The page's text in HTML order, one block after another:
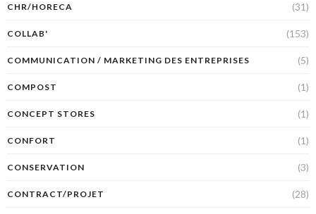
CHR/HORECA (31)
COLLAB' (153)
COMMUNICATION / MARKETING DES ENTREPRISES (5)
COMPOST (1)
CONCEPT STORES (1)
CONFORT (1)
CONSERVATION (3)
CONTRACT/PROJET (28)